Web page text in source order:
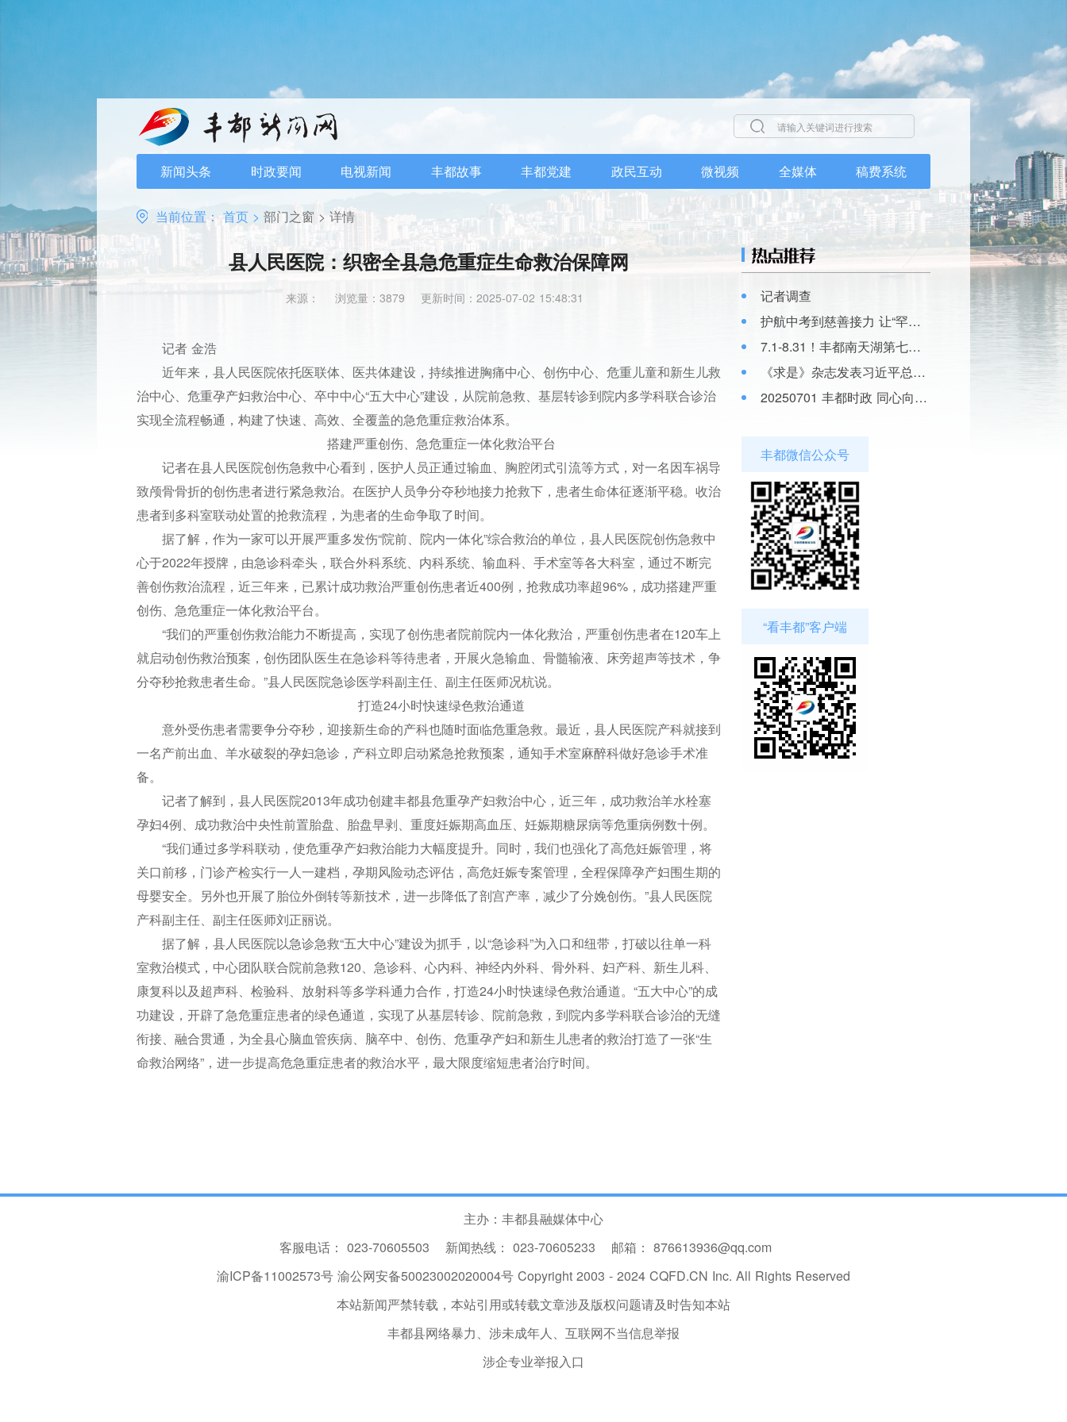
新闻头条 时政要闻 电视新闻 丰都故事 丰都党建 政民互动 微视频 全媒体 稿费系统
当前位置：首页 > 部门之窗 > 详情
县人民医院：织密全县急危重症生命救治保障网
来源： 浏览量：3879 更新时间：2025-07-02 15:48:31
记者 金浩
近年来，县人民医院依托医联体、医共体建设，持续推进胸痛中心、创伤中心、危重儿童和新生儿救
治中心、危重孕产妇救治中心、卒中中心“五大中心”建设，从院前急救、基层转诊到院内多学科联合诊治
实现全流程畅通，构建了快速、高效、全覆盖的急危重症救治体系。
搭建严重创伤、急危重症一体化救治平台
记者在县人民医院创伤急救中心看到，医护人员正通过输血、胸腔闭式引流等方式，对一名因车祸导
致颅骨骨折的创伤患者进行紧急救治。在医护人员争分夺秒地接力抢救下，患者生命体征逐渐平稳。收治
患者到多科室联动处置的抢救流程，为患者的生命争取了时间。
据了解，作为一家可以开展严重多发伤“院前、院内一体化”综合救治的单位，县人民医院创伤急救中
心于2022年授牌，由急诊科牵头，联合外科系统、内科系统、输血科、手术室等各大科室，通过不断完
善创伤救治流程，近三年来，已累计成功救治严重创伤患者近400例，抢救成功率超96%，成功搭建严重
创伤、急危重症一体化救治平台。
“我们的严重创伤救治能力不断提高，实现了创伤患者院前院内一体化救治，严重创伤患者在120车上
就启动创伤救治预案，创伤团队医生在急诊科等待患者，开展火急输血、骨髓输液、床旁超声等技术，争
分夺秒抢救患者生命。”县人民医院急诊医学科副主任、副主任医师况杭说。
打造24小时快速绿色救治通道
意外受伤患者需要争分夺秒，迎接新生命的产科也随时面临危重急救。最近，县人民医院产科就接到
一名产前出血、羊水破裂的孕妇急诊，产科立即启动紧急抢救预案，通知手术室麻醉科做好急诊手术准
备。
记者了解到，县人民医院2013年成功创建丰都县危重孕产妇救治中心，近三年，成功救治羊水栓塞
孕妇4例、成功救治中央性前置胎盘、胎盘早剥、重度妊娠期高血压、妊娠期糖尿病等危重病例数十例。
“我们通过多学科联动，使危重孕产妇救治能力大幅度提升。同时，我们也强化了高危妊娠管理，将
关口前移，门诊产检实行一人一建档，孕期风险动态评估，高危妊娠专案管理，全程保障孕产妇围生期的
母婴安全。另外也开展了胎位外倒转等新技术，进一步降低了剖宫产率，减少了分娩创伤。”县人民医院
产科副主任、副主任医师刘正丽说。
据了解，县人民医院以急诊急救“五大中心”建设为抓手，以“急诊科”为入口和纽带，打破以往单一科
室救治模式，中心团队联合院前急救120、急诊科、心内科、神经内外科、骨外科、妇产科、新生儿科、
康复科以及超声科、检验科、放射科等多学科通力合作，打造24小时快速绿色救治通道。“五大中心”的成
功建设，开辟了急危重症患者的绿色通道，实现了从基层转诊、院前急救，到院内多学科联合诊治的无缝
衔接、融合贯通，为全县心脑血管疾病、脑卒中、创伤、危重孕产妇和新生儿患者的救治打造了一张“生
命救治网络”，进一步提高危急重症患者的救治水平，最大限度缩短患者治疗时间。
记者调查
护航中考到慈善接力 让“罕见”不再罕见
7.1-8.31！丰都南天湖第七届避暑音乐季放大招，露营+音乐+25℃全安排！
《求是》杂志发表习近平总书记重要文章《团结奋斗是中国人民创造历史伟业的必由之路》
20250701 丰都时政 同心向党庆“七一” 铭记初心颂党恩
丰都微信公众号
“看丰都”客户端
主办：丰都县融媒体中心
客服电话： 023-70605503 新闻热线： 023-70605233 邮箱： 876613936@qq.com
渝ICP备11002573号 渝公网安备50023002020004号 Copyright 2003 - 2024 CQFD.CN Inc. All Rights Reserved
本站新闻严禁转载，本站引用或转载文章涉及版权问题请及时告知本站
丰都县网络暴力、涉未成年人、互联网不当信息举报
涉企专业举报入口